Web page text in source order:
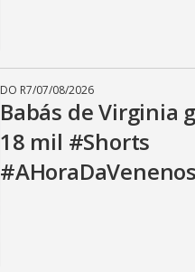
DO R7/07/08/2026
Babás de Virginia
18 mil #Shorts